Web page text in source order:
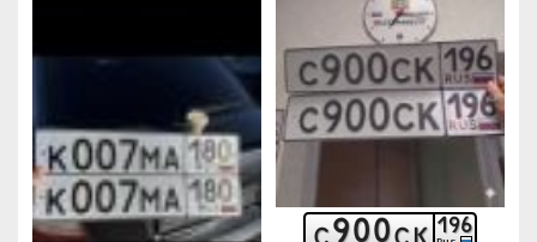
С900СК 196